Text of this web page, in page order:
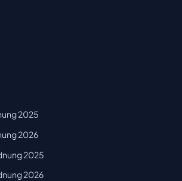
2025
2026
2025
2026